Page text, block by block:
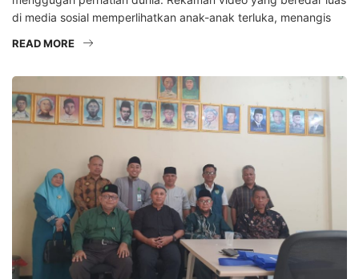
di media sosial memperlihatkan anak-anak terluka, menangis
READ MORE